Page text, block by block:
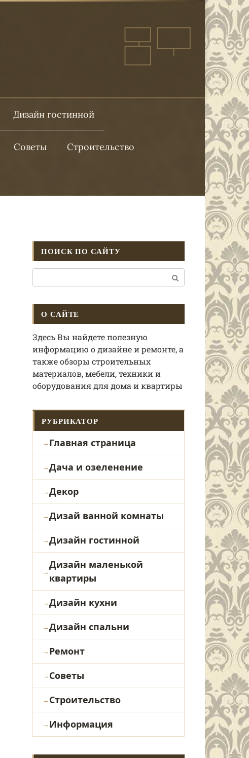
Дизайн гостинной
Советы Строительство
ПОИСК ПО САЙТУ
О САЙТЕ
Здесь Вы найдете полезную
информацию о дизайне и ремонте, а
также обзоры строительных
материалов, мебели, техники и
оборудования для дома и квартиры
РУБРИКАТОР
Главная страница
Дача и озеленение
Декор
Дизай ванной комнаты
Дизайн гостинной
Дизайн маленькой
квартиры
Дизайн кухни
Дизайн спальни
Ремонт
Советы
Строительство
Информация